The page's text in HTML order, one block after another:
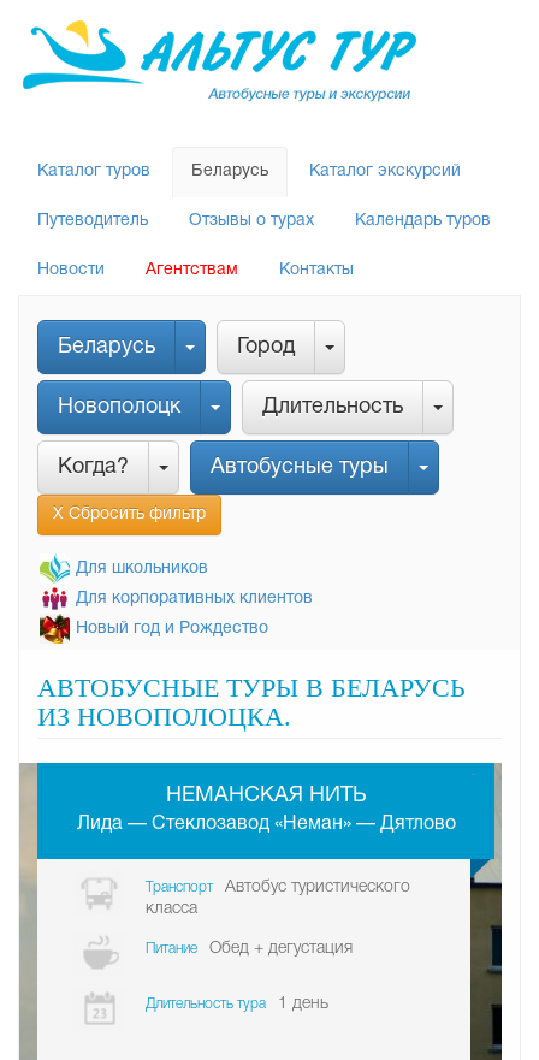
Каталог туров Беларусь Каталог экскурсий
Путеводитель Отзывы о турах Календарь туров
Новости Агентствам Контакты
Беларусь Город
Новополоцк Длительность
Когда? Автобусные туры
Х Сбросить фильтр
Для школьников
Для корпоративных клиентов
Новый год и Рождество
АВТОБУСНЫЕ ТУРЫ В БЕЛАРУСЬ
ИЗ НОВОПОЛОЦКА.
НЕМАНСКАЯ НИТЬ
Лида — Стеклозавод «Неман» — Дятлово
Транспорт
Автобус туристического
класса
Питание Обед + дегустация
Длительность тура 1 день
-